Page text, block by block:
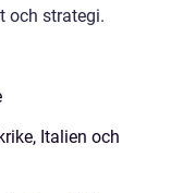
och strategi.
Italien och